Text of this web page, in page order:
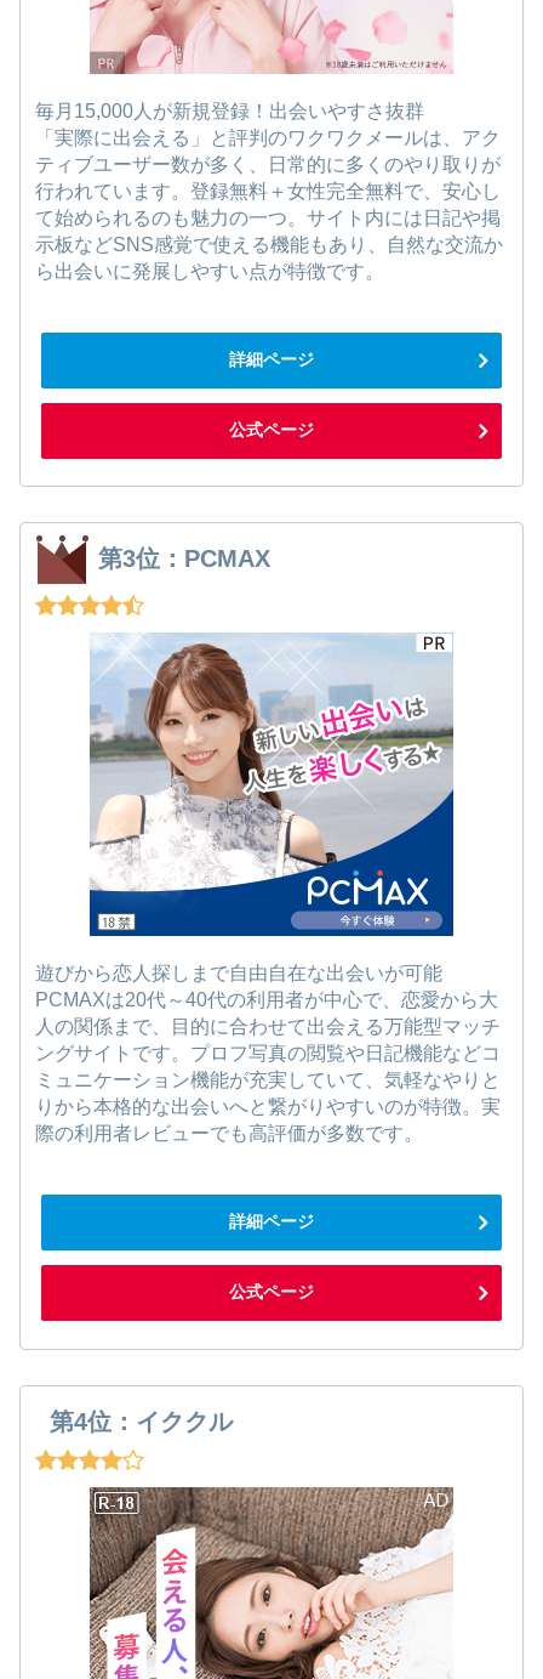
毎月15,000人が新規登録！出会いやすさ抜群
「実際に出会える」と評判のワクワクメールは、アク
ティブユーザー数が多く、日常的に多くのやり取りが
行われています。登録無料＋女性完全無料で、安心し
て始められるのも魅力の一つ。サイト内には日記や掲
示板などSNS感覚で使える機能もあり、自然な交流か
ら出会いに発展しやすい点が特徴です。
詳細ページ
公式ページ
第3位：PCMAX
遊びから恋人探しまで自由自在な出会いが可能
PCMAXは20代～40代の利用者が中心で、恋愛から大
人の関係まで、目的に合わせて出会える万能型マッチ
ングサイトです。プロフ写真の閲覧や日記機能などコ
ミュニケーション機能が充実していて、気軽なやりと
りから本格的な出会いへと繋がりやすいのが特徴。実
際の利用者レビューでも高評価が多数です。
詳細ページ
公式ページ
第4位：イククル